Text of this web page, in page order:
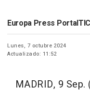
Europa Press PortalTIC
Lunes, 7 octubre 2024
Actualizado: 11:52
MADRID, 9